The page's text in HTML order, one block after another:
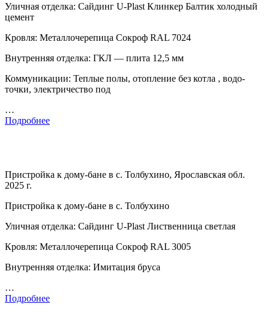
Уличная отделка: Сайдинг U-Plast Клинкер Балтик холодный
цемент
Кровля: Металлочерепица Сокроф RAL 7024
Внутренняя отделка: ГКЛ — плита 12,5 мм
Коммуникации: Теплые полы, отопление без котла , водо-
точки, электричество под
…
Подробнее
Пристройка к дому-бане в с. Толбухино, Ярославская обл.
2025 г.
Пристройка к дому-бане в с. Толбухино
Уличная отделка: Сайдинг U-Plast Лиственница светлая
Кровля: Металлочерепица Сокроф RAL 3005
Внутренняя отделка: Имитация бруса
…
Подробнее